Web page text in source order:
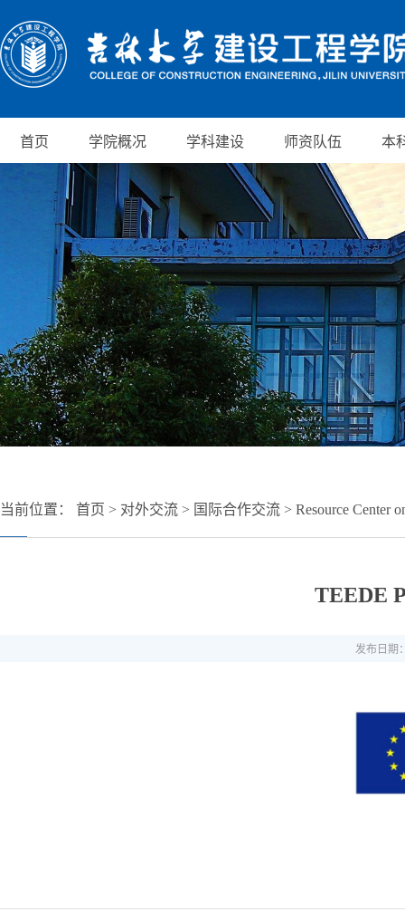
首页 学院概况 学科建设 师资队伍 本
当前位置： 首页 > 对外交流 > 国际合作交流 > Resource Center
TEEDE
发布日期